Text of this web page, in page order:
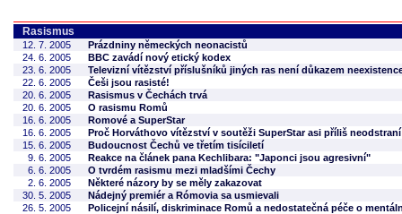
Rasismus
12. 7. 2005
Prázdniny německých neonacistů
24. 6. 2005
BBC zavádí nový etický kodex
23. 6. 2005
Televizní vítězství příslušníků jiných ras není důkazem
22. 6. 2005
Češi jsou rasisté!
20. 6. 2005
Rasismus v Čechách trvá
20. 6. 2005
O rasismu Romů
16. 6. 2005
Romové a SuperStar
16. 6. 2005
Proč Horváthovo vítězství v soutěži SuperStar asi příliš
15. 6. 2005
Budoucnost Čechů ve třetím tisíciletí
9. 6. 2005
Reakce na článek pana Kechlibara: "Japonci jsou agresivní"
6. 6. 2005
O tvrdém rasismu mezi mladšími Čechy
2. 6. 2005
Některé názory by se měly zakazovat
30. 5. 2005
Nádejný premiér a Rómovia sa usmievali
26. 5. 2005
Policejní násilí, diskriminace Romů a nedostatečná péče o